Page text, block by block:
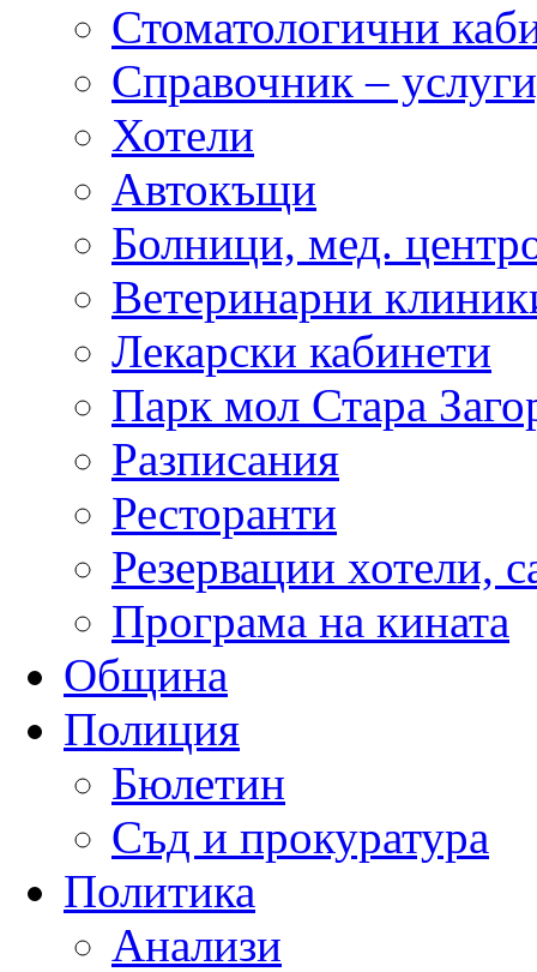
Стоматологични
Справочник –
Хотели
Автокъщи
Болници, мед.
Ветеринарни
Лекарски кабинети
Парк мол Стара
Разписания
Ресторанти
Резервации хотели,
Програма на кината
Община
Полиция
Бюлетин
Съд и прокуратура
Политика
Анализи